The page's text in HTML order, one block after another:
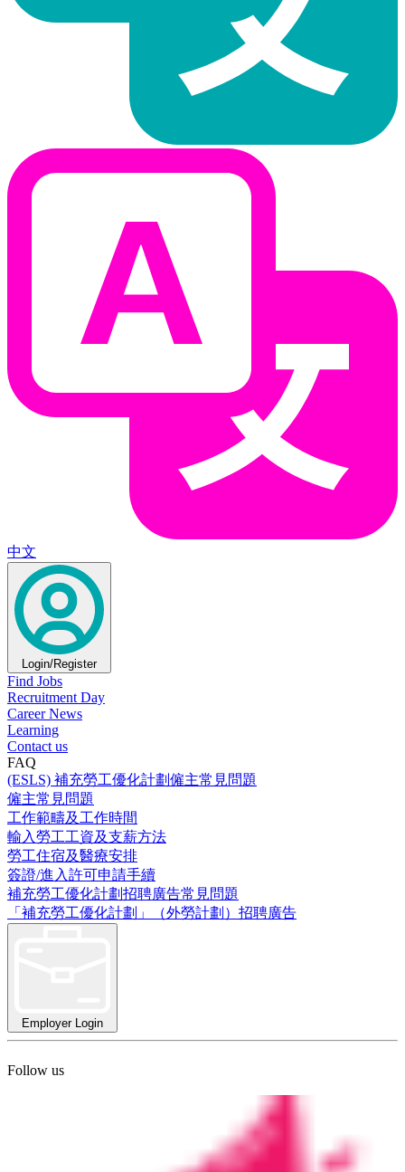
中文
Login/Register
Find Jobs
Recruitment Day
Career News
Learning
Contact us
FAQ
(ESLS) 補充勞工優化計劃僱主常見問題
僱主常見問題
工作範疇及工作時間
輸入勞工工資及支薪方法
勞工住宿及醫療安排
簽證/進入許可申請手續
補充勞工優化計劃招聘廣告常見問題
「補充勞工優化計劃」（外勞計劃）招聘廣告
Employer Login
Follow us